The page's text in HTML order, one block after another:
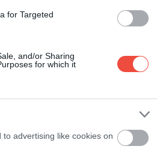
for Targeted
and/or Sharing
for which it
advertising like cookies on
a
megnyaljuk
mégis puha a